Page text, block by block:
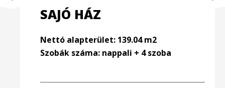
SAJÓ HÁZ
Nettó alapterület: 139.04 m2
Szobák száma: nappali + 4 szoba